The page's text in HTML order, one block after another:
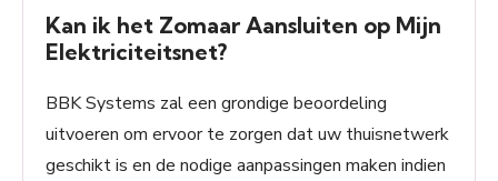
Kan ik het Zomaar Aansluiten op Mijn
Elektriciteitsnet?
BBK Systems zal een grondige beoordeling
uitvoeren om ervoor te zorgen dat uw thuisnetwerk
geschikt is en de nodige aanpassingen maken indien